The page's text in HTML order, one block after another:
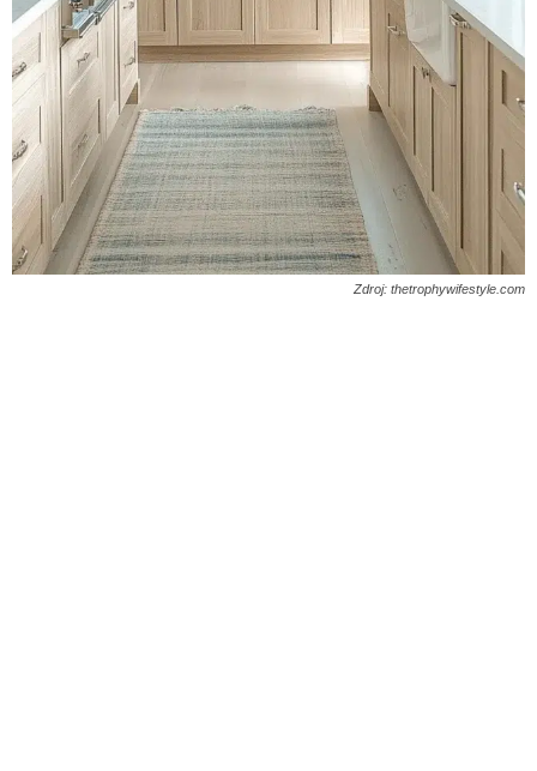
Zdroj: thetrophywifestyle.com